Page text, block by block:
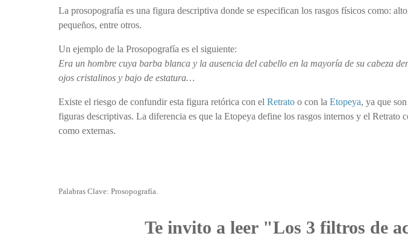
La prosopografía es una figura descriptiva donde se especifican los rasgos físicos como:
pequeños, entre otros.
Un ejemplo de la Prosopografía es el siguiente:
Era un hombre cuya barba blanca y la ausencia del cabello en la mayoría de su cabeza
ojos cristalinos y bajo de estatura…
Existe el riesgo de confundir esta figura retórica con el Retrato o con la Etopeya, ya que
figuras descriptivas. La diferencia es que la Etopeya define los rasgos internos y el Retrato
como externas.
Palabras Clave: Prosopografía.
Te invito a leer "Los 3 filtros de